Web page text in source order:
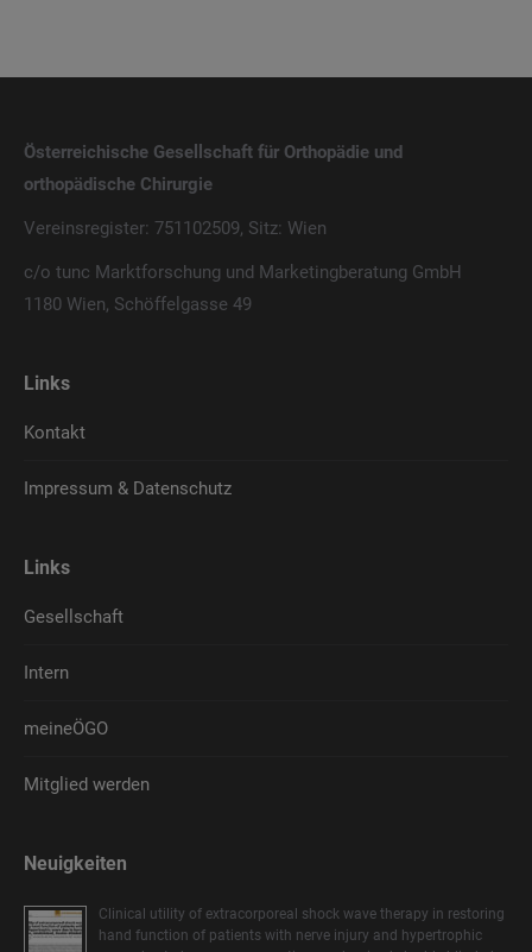
Österreichische Gesellschaft für Orthopädie und
orthopädische Chirurgie
Vereinsregister: 751102509, Sitz: Wien
c/o tunc Marktforschung und Marketingberatung GmbH
1180 Wien, Schöffelgasse 49
Links
Kontakt
Impressum & Datenschutz
Links
Gesellschaft
Intern
meineÖGO
Mitglied werden
Neuigkeiten
Clinical utility of extracorporeal shock wave therapy in restoring
hand function of patients with nerve injury and hypertrophic